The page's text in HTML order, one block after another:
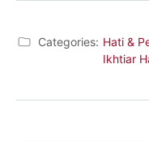
Categories: Hati &
Ikhtiar